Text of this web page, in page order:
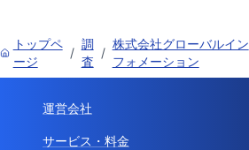
トップペ
ージ
/
調
査
/
株式会社グローバルイン
フォメーション
運営会社
サービス・料金